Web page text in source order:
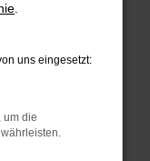
deine
in einem
privaten
uns eingesetzt:
um die